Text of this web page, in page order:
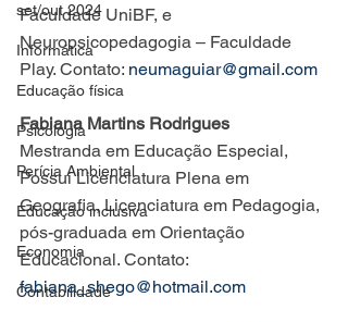
set/out 2024
Informática
Educação física
Psicologia
Perícia Ambiental
Educação inclusiva
Economia
Contabilidade
Faculdade UniBF, e
Neuropsicopedagogia – Faculdade
Play. Contato: neumaguiar@gmail.com
Fabiana Martins Rodrigues
Mestranda em Educação Especial,
Possui Licenciatura Plena em
Geografia, Licenciatura em Pedagogia,
pós-graduada em Orientação
Educacional. Contato:
fabiana_shego@hotmail.com